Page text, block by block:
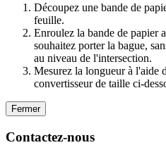
Découpez une bande de
feuille.
Enroulez la bande de papier
souhaitez porter la bague,
au niveau de l'intersection.
Mesurez la longueur à l'aide
convertisseur de taille ci-
Fermer
Contactez-nous